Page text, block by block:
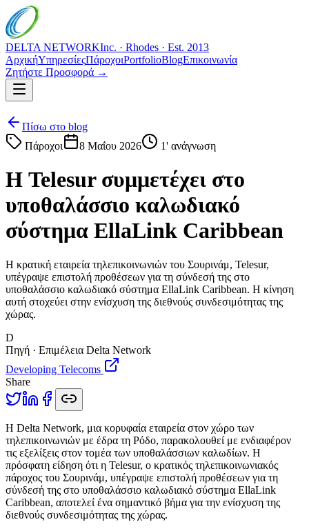
DELTA NETWORKInc. · Rhodes · Est. 2013
ΑρχικήΥπηρεσίεςΠάροχοιPortfolioBlogΕπικοινωνία
Ζητήστε Προσφορά →
Πίσω στο blog
Πάροχοι
8 Μαΐου 2026 1' ανάγνωση
Η Telesur συμμετέχει στο
υποθαλάσσιο καλωδιακό
σύστημα EllaLink Caribbean
Η κρατική εταιρεία τηλεπικοινωνιών του Σουρινάμ, Telesur,
υπέγραψε επιστολή προθέσεων για τη σύνδεσή της στο
υποθαλάσσιο καλωδιακό σύστημα EllaLink Caribbean. Η κίνηση
αυτή στοχεύει στην ενίσχυση της διεθνούς συνδεσιμότητας της
χώρας.
D
Πηγή · Επιμέλεια Delta Network
Developing Telecoms
Share
Η Delta Network, μια κορυφαία εταιρεία στον χώρο των
τηλεπικοινωνιών με έδρα τη Ρόδο, παρακολουθεί με ενδιαφέρον
τις εξελίξεις στον τομέα των υποθαλάσσιων καλωδίων. Η
πρόσφατη είδηση ότι η Telesur, ο κρατικός τηλεπικοινωνιακός
πάροχος του Σουρινάμ, υπέγραψε επιστολή προθέσεων για τη
σύνδεσή της στο υποθαλάσσιο καλωδιακό σύστημα EllaLink
Caribbean, αποτελεί ένα σημαντικό βήμα για την ενίσχυση της
διεθνούς συνδεσιμότητας της χώρας.